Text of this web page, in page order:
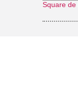
Square de